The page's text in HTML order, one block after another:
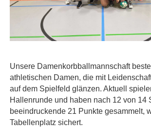
Unsere Damenkorbballmannschaft
athletischen Damen, die mit
auf dem Spielfeld glänzen. Aktuell
Hallenrunde und haben nach 12 von 14
beeindruckende 21 Punkte gesammelt,
Tabellenplatz sichert.